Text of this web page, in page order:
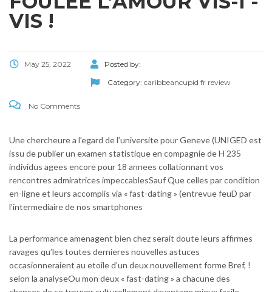
VIS !
May 25, 2022
Posted by:
Category: caribbeancupid fr review
No Comments
Une chercheure a l’egard de l’universite pour Geneve (UNIGED est
issu de publier un examen statistique en compagnie de H 235
individus agees encore pour 18 annees collationnant vos
rencontres admiratrices impeccablesSauf Que celles par condition
en-ligne et leurs accomplis via « fast-dating » (entrevue feuD par
l’intermediaire de nos smartphones
La performance amenagent bien chez serait doute leurs affirmes
ravages qu’les toutes dernieres nouvelles astuces
occasionneraient au etoile d’un deux nouvellement forme Bref, !
selon la analyseOu mon deux « fast-dating » a chacune des